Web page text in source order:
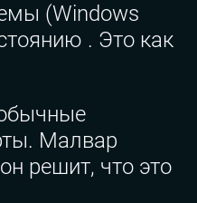
(Windows
. Это как
Малвар
решит, что это